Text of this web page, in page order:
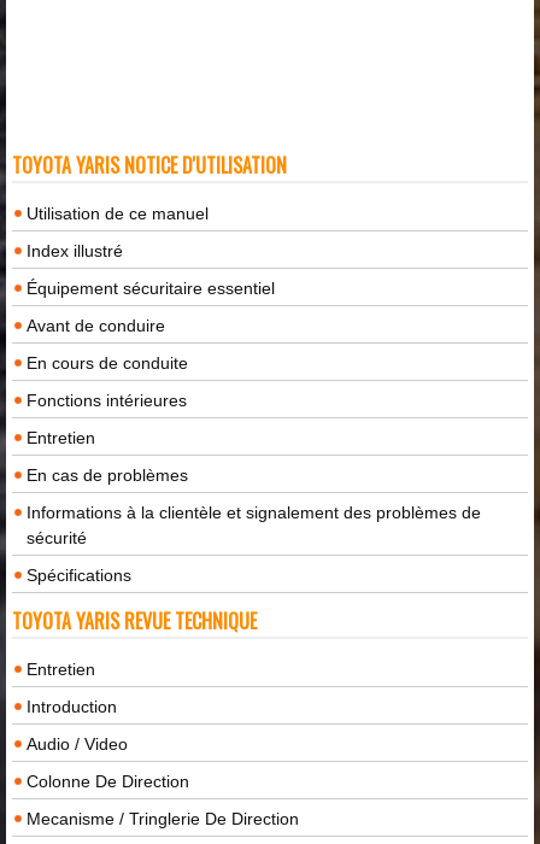
TOYOTA YARIS NOTICE D'UTILISATION
Utilisation de ce manuel
Index illustré
Équipement sécuritaire essentiel
Avant de conduire
En cours de conduite
Fonctions intérieures
Entretien
En cas de problèmes
Informations à la clientèle et signalement des problèmes de
sécurité
Spécifications
TOYOTA YARIS REVUE TECHNIQUE
Entretien
Introduction
Audio / Video
Colonne De Direction
Mecanisme / Tringlerie De Direction